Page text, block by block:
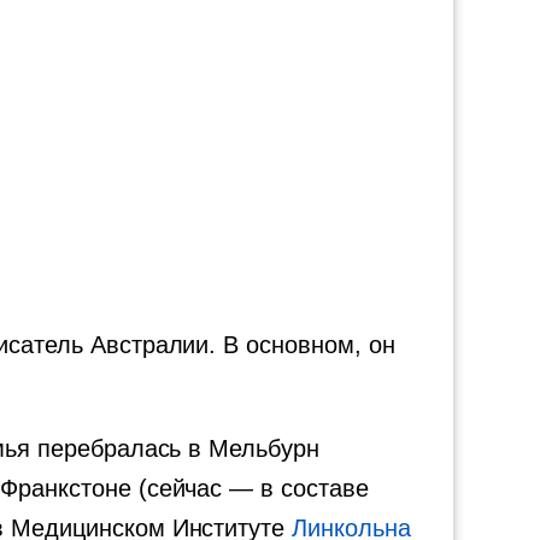
Австралии. В основном, он
перебралась в Мельбурн
(сейчас — в составе
Медицинском ИнститутеЛинкольна